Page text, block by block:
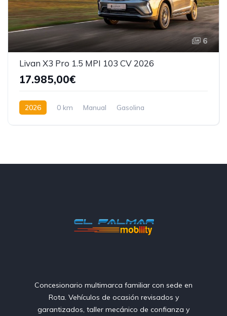
6
Livan X3 Pro 1.5 MPI 103 CV 2026
17.985,00€
2026 0 km Manual
Gasolina
Concesionario multimarca familiar con sede en
Rota. Vehículos de ocasión revisados y
garantizados, taller mecánico de confianza y